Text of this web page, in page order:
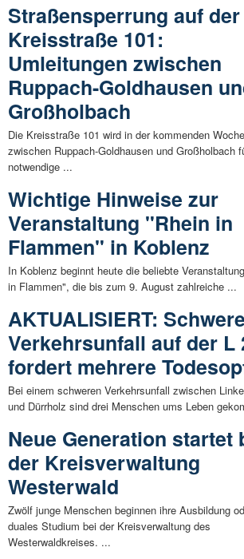
Straßensperrung auf der
Kreisstraße 101:
Umleitungen zwischen
Ruppach-Goldhausen
Großholbach
Die Kreisstraße 101 wird in der kommenden Woche
zwischen Ruppach-Goldhausen und Großholbach
notwendige ...
Wichtige Hinweise zur
Veranstaltung "Rhein in
Flammen" in Koblenz
In Koblenz beginnt heute die beliebte
in Flammen", die bis zum 9. August zahlreiche ...
AKTUALISIERT:
Verkehrsunfall auf der L
fordert mehrere
Bei einem schweren Verkehrsunfall zwischen
und Dürrholz sind drei Menschen ums Leben
Neue Generation startet
der Kreisverwaltung
Westerwald
Zwölf junge Menschen beginnen ihre Ausbildung
duales Studium bei der Kreisverwaltung des
Westerwaldkreises. ...